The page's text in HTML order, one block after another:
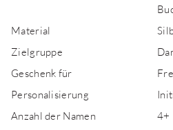
Material
Zielgruppe
Geschenk für
Personalisierung
Anzahl der Namen
4+